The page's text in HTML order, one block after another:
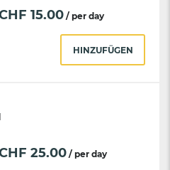
15.00 / per day
HINZUFÜGEN
25.00 / per day